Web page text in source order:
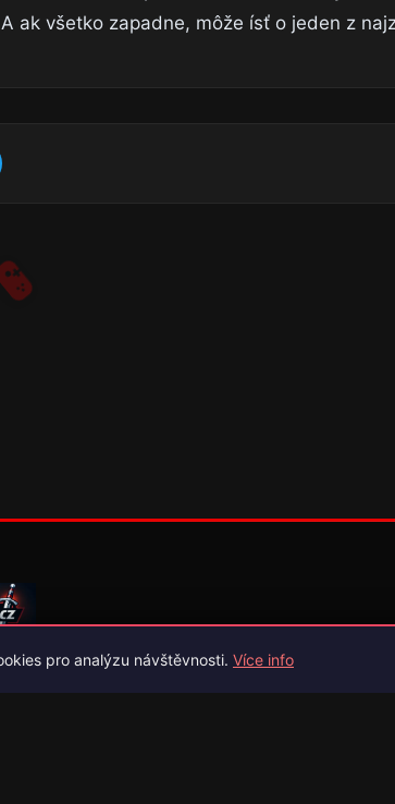
ak všetko zapadne, môže ísť o jeden z
Novinky, recenze a česko-slovenské
pro analýzu návštěvnosti. Více info